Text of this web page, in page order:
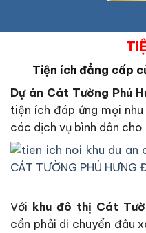
Tiện ích đẳng cấp
Dự án Cát Tường Phú
tiện ích đáp ứng mọi
các dịch vụ bình dân cho
Với khu đô thị Cát
cần phải di chuyển đâu